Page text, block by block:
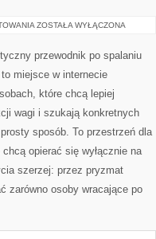
ZDROWE
ZOSTAŁA WYŁĄCZONA
przewodnik po spalaniu
miejsce w internecie
które chcą lepiej
wagi i szukają konkretnych
sposób. To przestrzeń dla
opierać się wyłącznie na
szerzej: przez pryzmat
zarówno osoby wracające po